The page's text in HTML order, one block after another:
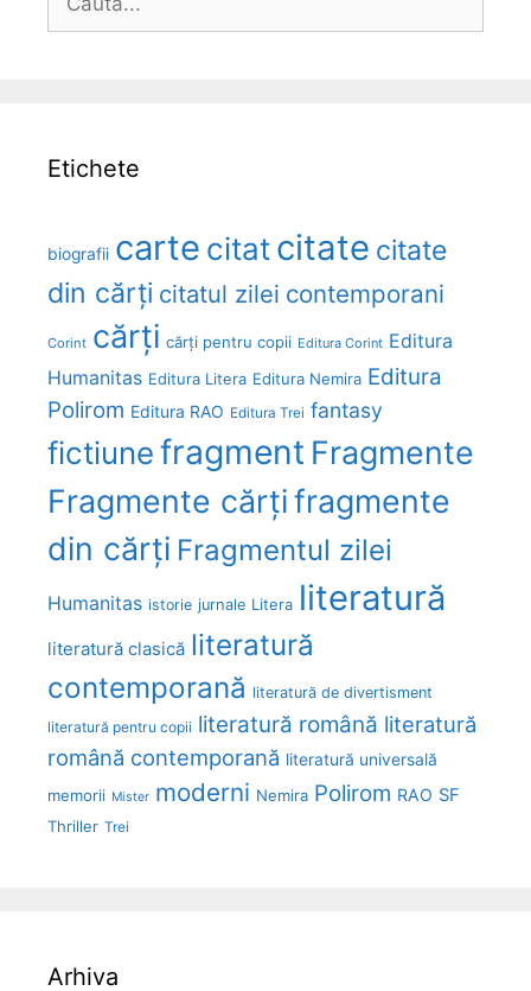
după:
Etichete
biografii carte citatcitate citate
din cărți citatul zilei contemporani
Corint cărți cărți pentru copii Editura Corint Editura
Humanitas Editura Litera Editura Nemira Editura
Polirom Editura RAO Editura Trei fantasy
fictiunefragment Fragmente
Fragmente cărțifragmente
din cărți Fragmentul zilei
Humanitas istorie jurnale Litera literatură
literatură clasică literatură
contemporană literatură de divertisment
literatură pentru copii literatură română literatură
română contemporană literatură universală
memorii Mister moderni Nemira Polirom RAO SF
Thriller Trei
Arhiva